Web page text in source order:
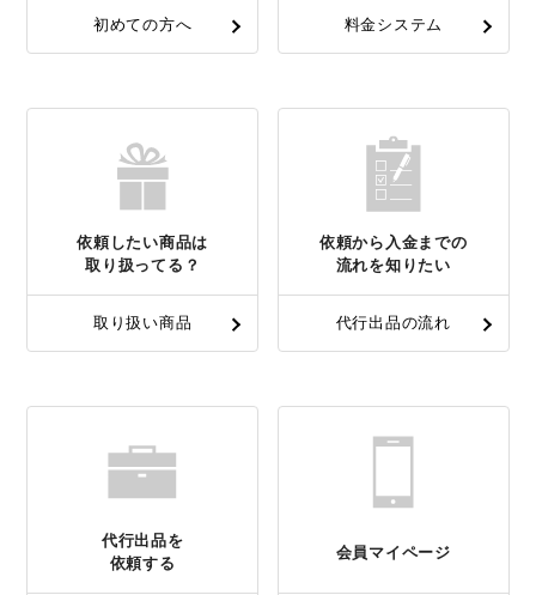
初めての方へ 料金システム
依頼したい商品は
取り扱ってる？
取り扱い商品
依頼から入金までの
流れを知りたい
代行出品の流れ
代行出品を
依頼する
会員マイページ